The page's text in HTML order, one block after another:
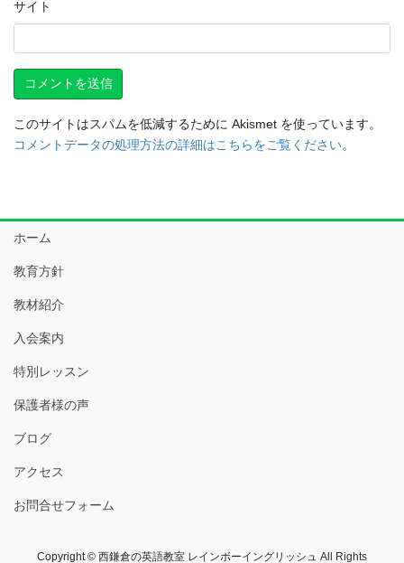
サイト
このサイトはスパムを低減するために Akismet を使っています。
コメントデータの処理方法の詳細はこちらをご覧ください。
ホーム
教育方針
教材紹介
入会案内
特別レッスン
保護者様の声
ブログ
アクセス
お問合せフォーム
Copyright © 西鎌倉の英語教室 レインボーイングリッシュ All Rights